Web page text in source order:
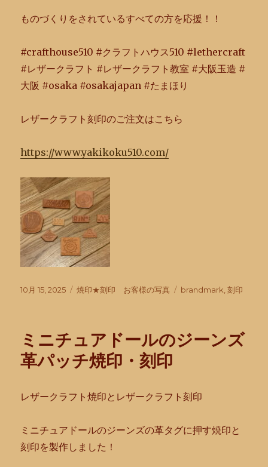
ものづくりをされているすべての方を応援！！
#crafthouse510 #クラフトハウス510 #lethercraft
#レザークラフト #レザークラフト教室 #大阪玉造 #
大阪 #osaka #osakajapan #たまほり
レザークラフト刻印のご注文はこちら
https://www.yakikoku510.com/
投
10月 15, 2025
カ
ー
焼印★刻印 お客様の写真
タ
brandmark ,刻印
ミニチュアドールのジーンズ
革パッチ焼印・刻印
レザークラフト焼印とレザークラフト刻印
ミニチュアドールのジーンズの革タグに押す焼印と
刻印を製作しま した！